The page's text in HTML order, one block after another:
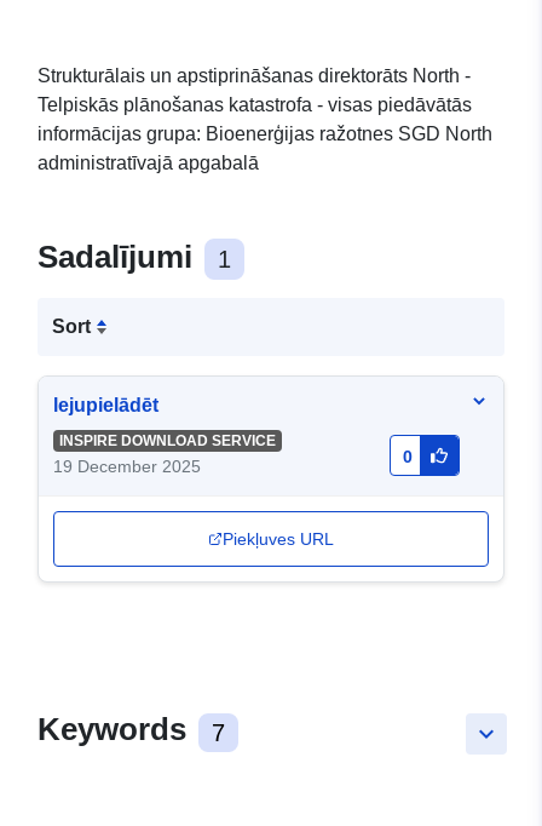
Strukturālais un apstiprināšanas direktorāts North -
Telpiskās plānošanas katastrofa - visas piedāvātās
informācijas grupa: Bioenerģijas ražotnes SGD North
administratīvajā apgabalā
Sadalījumi 1
Sort
lejupielādēt
INSPIRE DOWNLOAD SERVICE
19 December 2025 0
Piekļuves URL
keyboard_arrow_down
Keywords 7